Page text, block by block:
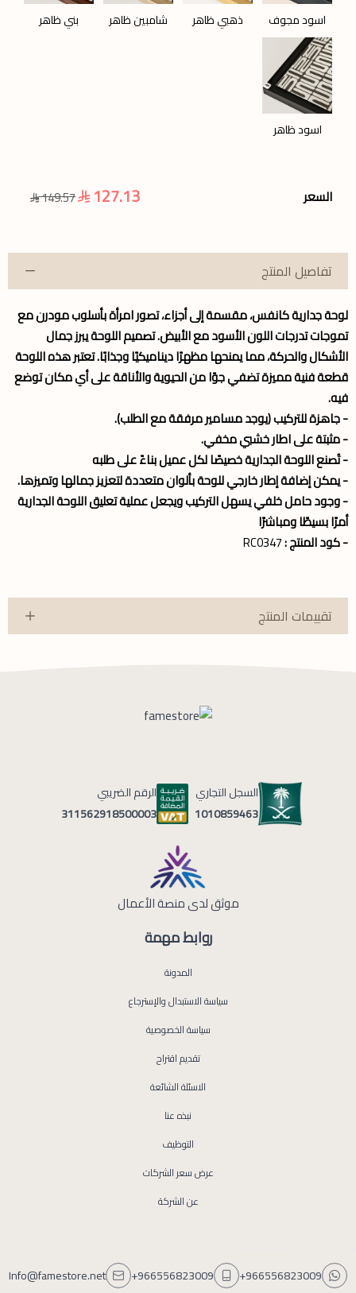
اسود مجوف ذهبي ظاهر شامبين ظاهر بني ظاهر
اسود ظاهر
السعر 127.13
149.57
تفاصيل المنتج
لوحة جدارية كانفس، مقسمة إلى أجزاء، تصور امرأة بأسلوب مودرن مع
تموجات تدرجات اللون الأسود مع الأبيض. تصميم اللوحة يبرز جمال
الأشكال والحركة، مما يمنحها مظهرًا ديناميكيًا وجذابًا. تعتبر هذه اللوحة
قطعة فنية مميزة تضفي جوًا من الحيوية والأناقة على أي مكان توضع
فيه.
- جاهزة للتركيب (يوجد مسامير مرفقة مع الطلب).
- مثبتة على اطار خشبي مخفي.
- تُصنع اللوحة الجدارية خصيصًا لكل عميل بناءً على طلبه
- يمكن إضافة إطار خارجي للوحة بألوان متعددة لتعزيز جمالها وتميزها.
- وجود حامل خلفي يسهل التركيب ويجعل عملية تعليق اللوحة الجدارية
أمرًا بسيطًا ومباشرًا
- كود المنتج :RC0347
تقييمات المنتج
روابط مهمة
المدونة
سياسة الاستبدال والإسترجاع
سياسة الخصوصية
تقديم اقتراح
الاسئلة الشائعة
نبذه عنا
التوظيف
عرض سعر الشركات
عن الشركة
السجل التجاري
1010859463
الرقم الضريبي
311562918500003
موثق لدى منصة الأعمال
+966556823009
+966556823009
Info@famestore.net